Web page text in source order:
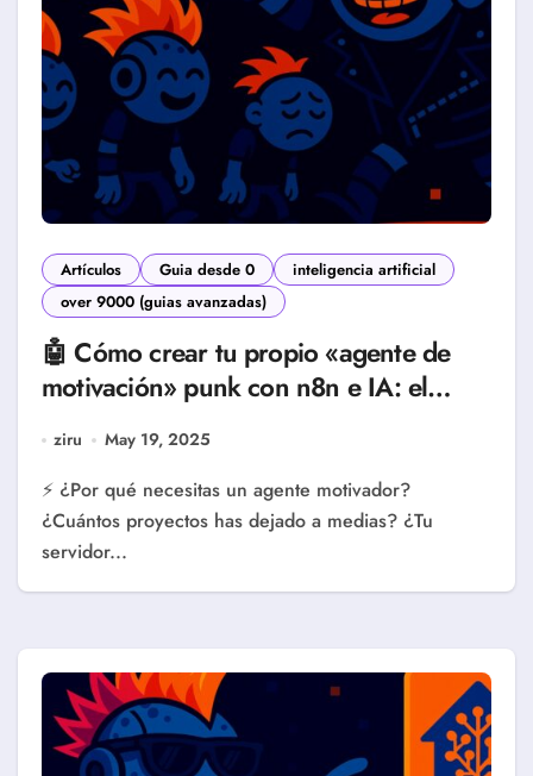
Artículos Guia desde 0
inteligencia artificial
over 9000 (guias avanzadas)
🤖 Cómo crear tu propio «agente de
motivación» punk con n8n e IA: el
proyectos
ziru May 19, 2025
⚡️ ¿Por qué necesitas un agente motivador?
¿Cuántos proyectos has dejado a medias? ¿Tu
servidor...